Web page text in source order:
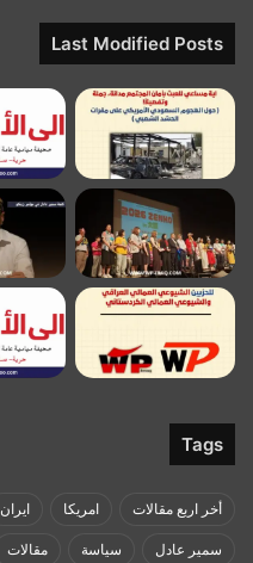
Last Modified Posts
Tags
أخر اربع مقالات امريكا ايران
سمير عادل سياسة مقالات